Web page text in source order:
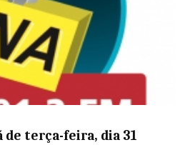
de terça-feira, dia 31